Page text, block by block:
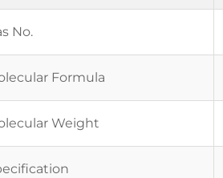
No.
Formula
Weight